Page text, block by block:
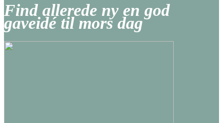
Find allerede ny en god
gaveidé til mors dag